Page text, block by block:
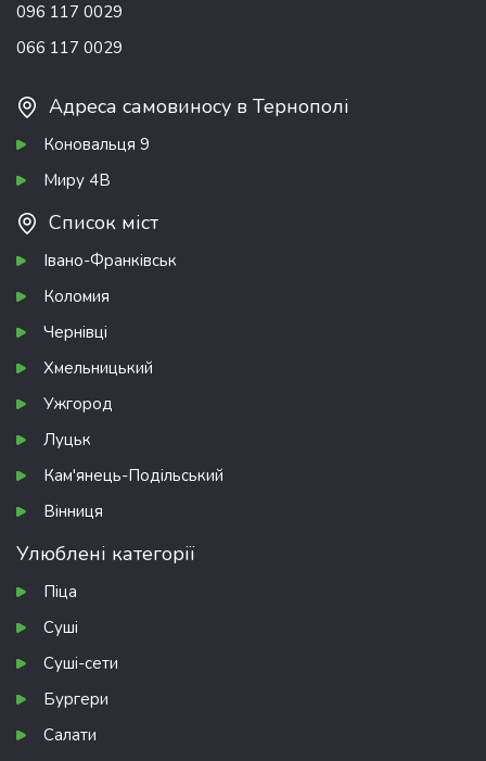
096 117 0029
066 117 0029
Адреса самовиносу в Тернополі
Коновальця 9
Миру 4В
Список міст
Івано-Франківськ
Коломия
Чернівці
Хмельницький
Ужгород
Луцьк
Кам'янець-Подільський
Вінниця
Улюблені категорії
Піца
Суші
Суші-сети
Бургери
Салати